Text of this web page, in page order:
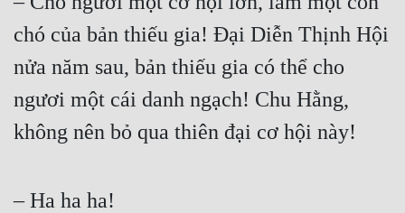
chó của bản thiếu gia! Đại Diễn Thịnh Hội
nửa năm sau, bản thiếu gia có thể cho
ngươi một cái danh ngạch! Chu Hằng,
không nên bỏ qua thiên đại cơ hội này!
– Ha ha ha!